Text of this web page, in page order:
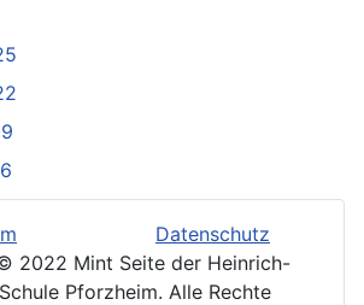
Datenschutz
2022 Mint Seite der Heinrich-
Pforzheim. Alle Rechte